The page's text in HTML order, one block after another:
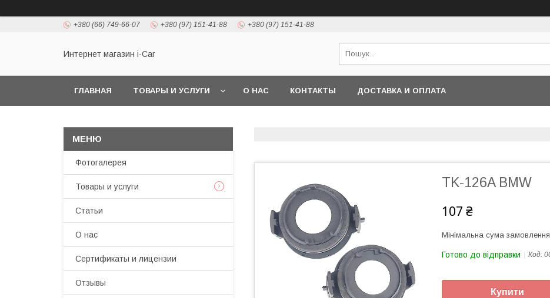
+380 (66) 749-66-07 +380 (97) 151-41-88 +380 (97) 151-41-88
Интернет магазин i-Car
ГЛАВНАЯ ТОВАРЫ И УСЛУГИ О НАС КОНТАКТЫ ДОСТАВКА И ОПЛАТА
TK-126A BMW
107 ₴
Мінімальна сума
Готово до відправки Код:
Купити
Фотогалерея
Товары и услуги
Статьи
О нас
Сертификаты и лицензии
Отзывы